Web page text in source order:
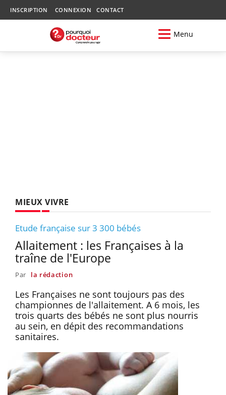
INSCRIPTION CONNEXION CONTACT
Menu
MIEUX VIVRE
Etude française sur 3 300 bébés
Allaitement : les Françaises à la
traîne de l'Europe
Par la rédaction
Les Françaises ne sont toujours pas des
championnes de l'allaitement. A 6 mois, les
trois quarts des bébés ne sont plus nourris
au sein, en dépit des recommandations
sanitaires.